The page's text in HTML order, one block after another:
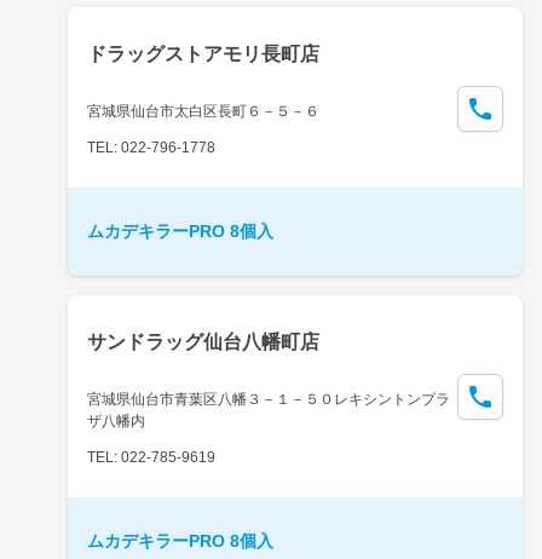
ドラッグストアモリ長町店
宮城県仙台市太白区長町６－５－６
TEL: 022-796-1778
ムカデキラーPRO 8個入
サンドラッグ仙台八幡町店
宮城県仙台市青葉区八幡３－１－５０レキシントンプラ
ザ八幡内
TEL: 022-785-9619
ムカデキラーPRO 8個入